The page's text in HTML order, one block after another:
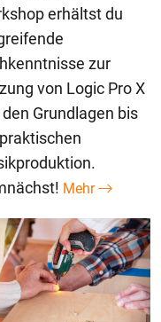
erhältst du
zur
von Logic Pro X
Grundlagen bis
Mehr